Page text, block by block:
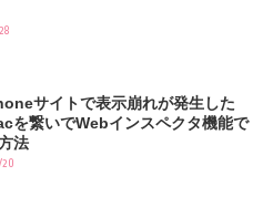
サイトで表示崩れが発生した
を繋いでWebインスペクタ機能で
法